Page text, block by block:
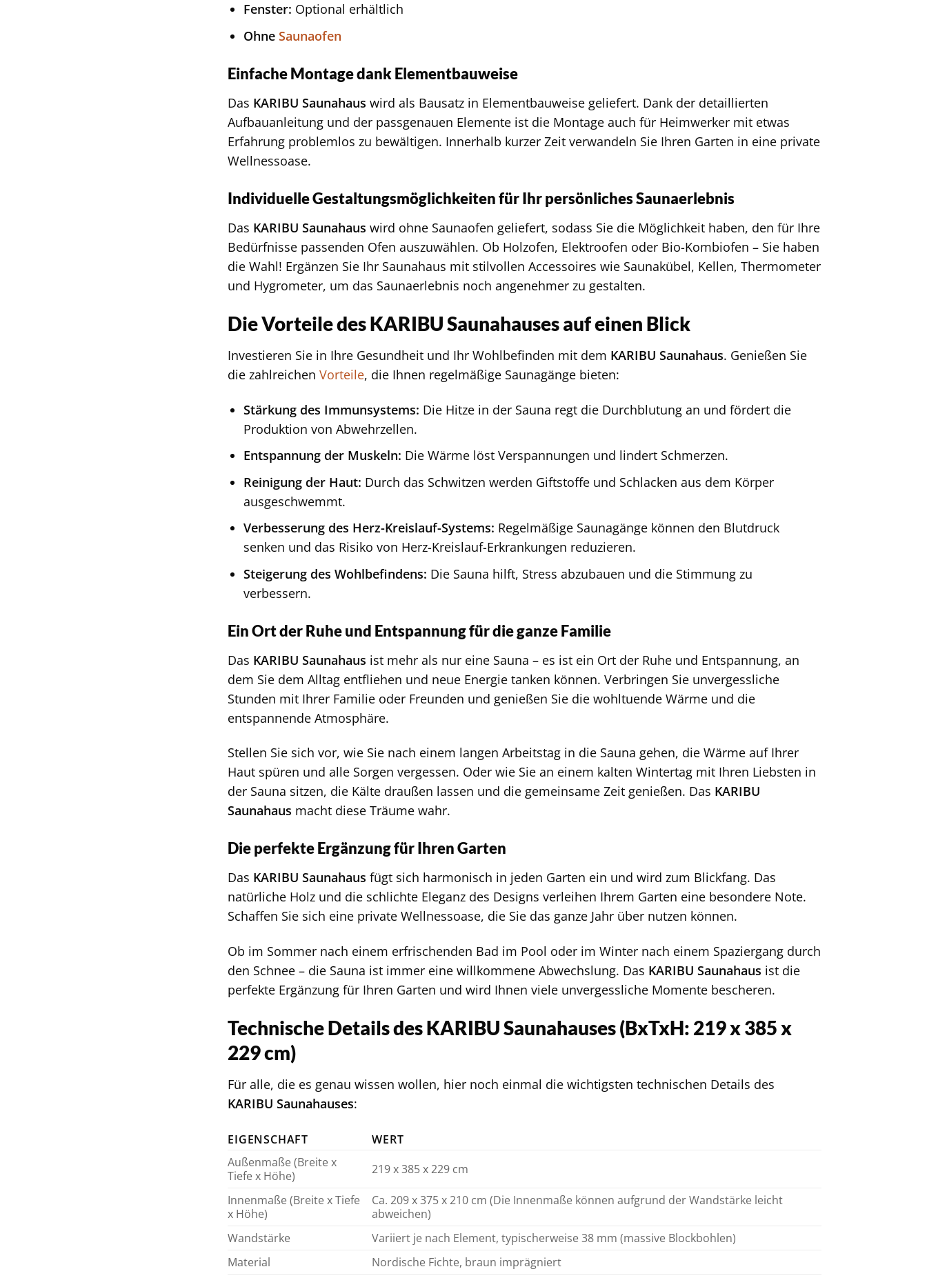
Fenster: Optional erhältlich
OhneSaunaofen
Einfache Montage dank Elementbauweise
Das KARIBU Saunahaus wird als Bausatz in Elementbauweise geliefert. Dank der detaillierten
Aufbauanleitung und der passgenauen Elemente ist die Montage auch für Heimwerker mit etwas
Erfahrung problemlos zu bewältigen. Innerhalb kurzer Zeit verwandeln Sie Ihren Garten in eine private
Wellnessoase.
Individuelle Gestaltungsmöglichkeiten für Ihr persönliches Saunaerlebnis
Das KARIBU Saunahaus wird ohne Saunaofen geliefert, sodass Sie die Möglichkeit haben, den für Ihre
Bedürfnisse passenden Ofen auszuwählen. Ob Holzofen, Elektroofen oder Bio-Kombiofen – Sie haben
die Wahl! Ergänzen Sie Ihr Saunahaus mit stilvollen Accessoires wie Saunakübel, Kellen, Thermometer
und Hygrometer, um das Saunaerlebnis noch angenehmer zu gestalten.
Die Vorteile des KARIBU Saunahauses auf einen Blick
Investieren Sie in Ihre Gesundheit und Ihr Wohlbefinden mit dem KARIBU Saunahaus. Genießen Sie
die zahlreichenVorteile, die Ihnen regelmäßige Saunagänge bieten:
Stärkung des Immunsystems: Die Hitze in der Sauna regt die Durchblutung an und fördert die
Produktion von Abwehrzellen.
Entspannung der Muskeln: Die Wärme löst Verspannungen und lindert Schmerzen.
Reinigung der Haut: Durch das Schwitzen werden Giftstoffe und Schlacken aus dem Körper
ausgeschwemmt.
Verbesserung des Herz-Kreislauf-Systems: Regelmäßige Saunagänge können den Blutdruck
senken und das Risiko von Herz-Kreislauf-Erkrankungen reduzieren.
Steigerung des Wohlbefindens: Die Sauna hilft, Stress abzubauen und die Stimmung zu
verbessern.
Ein Ort der Ruhe und Entspannung für die ganze Familie
Das KARIBU Saunahaus ist mehr als nur eine Sauna – es ist ein Ort der Ruhe und Entspannung, an
dem Sie dem Alltag entfliehen und neue Energie tanken können. Verbringen Sie unvergessliche
Stunden mit Ihrer Familie oder Freunden und genießen Sie die wohltuende Wärme und die
entspannende Atmosphäre.
Stellen Sie sich vor, wie Sie nach einem langen Arbeitstag in die Sauna gehen, die Wärme auf Ihrer
Haut spüren und alle Sorgen vergessen. Oder wie Sie an einem kalten Wintertag mit Ihren Liebsten in
der Sauna sitzen, die Kälte draußen lassen und die gemeinsame Zeit genießen. Das KARIBU
Saunahaus macht diese Träume wahr.
Die perfekte Ergänzung für Ihren Garten
Das KARIBU Saunahaus fügt sich harmonisch in jeden Garten ein und wird zum Blickfang. Das
natürliche Holz und die schlichte Eleganz des Designs verleihen Ihrem Garten eine besondere Note.
Schaffen Sie sich eine private Wellnessoase, die Sie das ganze Jahr über nutzen können.
Ob im Sommer nach einem erfrischenden Bad im Pool oder im Winter nach einem Spaziergang durch
den Schnee – die Sauna ist immer eine willkommene Abwechslung. Das KARIBU Saunahaus ist die
perfekte Ergänzung für Ihren Garten und wird Ihnen viele unvergessliche Momente bescheren.
Technische Details des KARIBU Saunahauses (BxTxH: 219 x 385 x
229 cm)
Für alle, die es genau wissen wollen, hier noch einmal die wichtigsten technischen Details des
KARIBU Saunahauses:
EIGENSCHAFT
WERT
Außenmaße (Breite x
Tiefe x Höhe)
219 x 385 x 229 cm
Innenmaße (Breite x Tiefe
x Höhe)
Ca. 209 x 375 x 210 cm (Die Innenmaße können aufgrund der Wandstärke leicht
abweichen)
Wandstärke
Variiert je nach Element, typischerweise 38 mm (massive Blockbohlen)
Material
Nordische Fichte, braun imprägniert